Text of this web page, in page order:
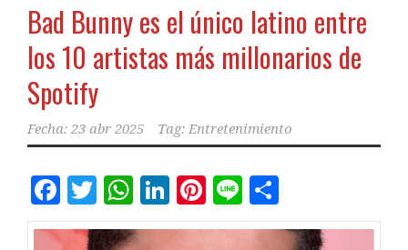
Bad Bunny es el único latino entre
los 10 artistas más millonarios de
Spotify
Fecha: 23 abr 2025 Tag: Entretenimiento
Facebook
Twitter
WhatsApp
LinkedIn
Pinterest
Line